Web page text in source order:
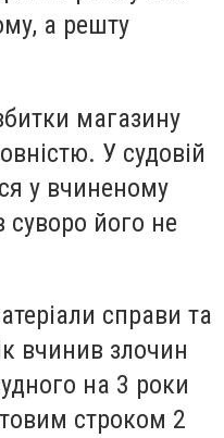
а решту
магазину
У судовій
у вчиненому
суворо його не
справи та
вчинив злочин
на 3 роки
строком 2